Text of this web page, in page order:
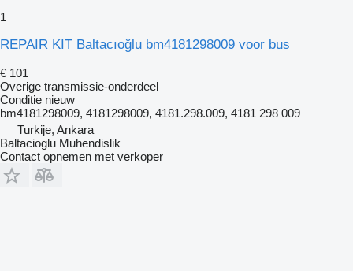
1
REPAIR KIT Baltacıoğlu bm4181298009 voor bus
€ 101
Overige transmissie-onderdeel
Conditie nieuw
bm4181298009, 4181298009, 4181.298.009, 4181 298 009
Turkije, Ankara
Baltacioglu Muhendislik
Contact opnemen met verkoper